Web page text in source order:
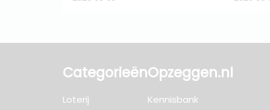
Categorieën
Loterij
Opzeggen.nl
Kennisbank